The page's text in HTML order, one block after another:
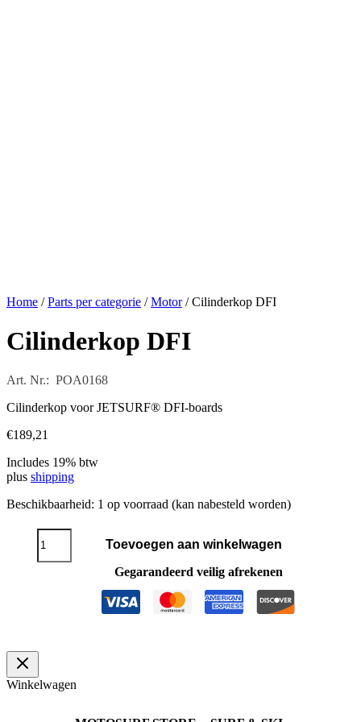
Home /Parts per categorie /Motor/ Cilinderkop DFI
Cilinderkop DFI
Art. Nr.: POA0168
Cilinderkop voor JETSURF® DFI-boards
€189,21
Includes 19% btw
plus shipping
Beschikbaarheid: 1 op voorraad (kan nabesteld worden)
Cilinderkop
Toevoegen aan winkelwagen
Gegarandeerd veilig afrekenen
Winkelwagen